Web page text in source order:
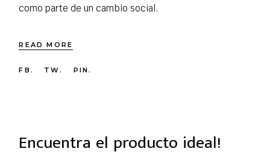
como parte de un cambio social.
READ MORE
FB. TW. PIN.
Encuentra el producto ideal!